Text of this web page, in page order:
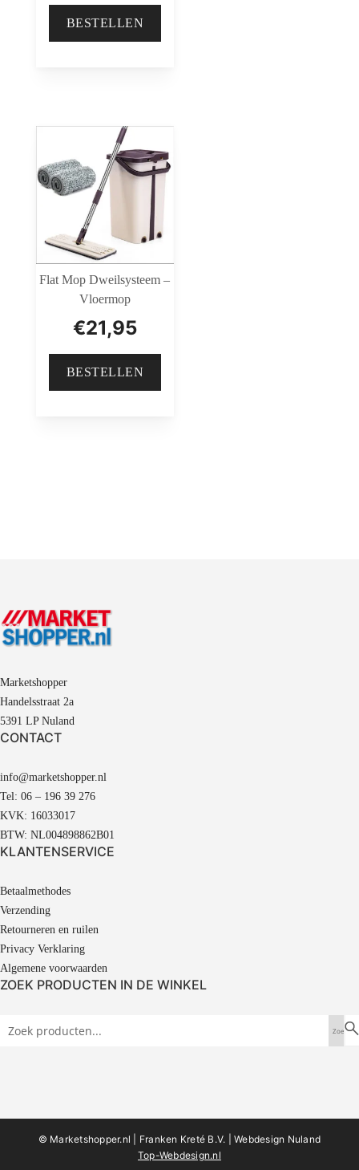
BESTELLEN
Flat Mop Dweilsysteem –
Vloermop
€21,95
BESTELLEN
Marketshopper
Handelsstraat 2a
5391 LP Nuland
CONTACT
info@marketshopper.nl
Tel: 06 – 196 39 276
KVK: 16033017
BTW: NL004898862B01
KLANTENSERVICE
Betaalmethodes
Verzending
Retourneren en ruilen
Privacy Verklaring
Algemene voorwaarden
ZOEK PRODUCTEN IN DE WINKEL
© Marketshopper.nl | Franken Kreté B.V. |Webdesign Nuland
Top-Webdesign.nl